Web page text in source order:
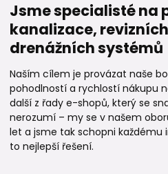
Jsme specialisté na
kanalizace,
drenážních systémů
Naším cílem je provázat naše
pohodlností a rychlostí nákupu
další z řady e-shopů, který se
nerozumí – my se v našem
let a jsme tak schopni každému
to nejlepší řešení.